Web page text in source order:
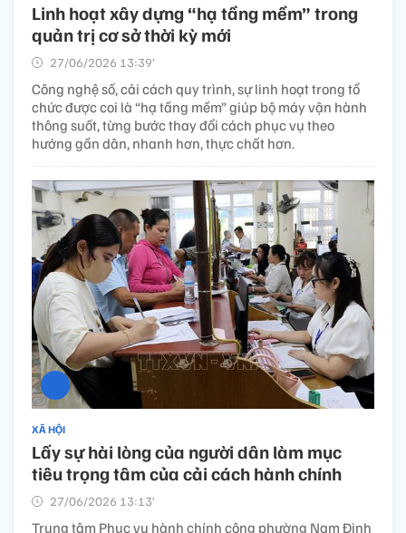
Linh hoạt xây dựng “hạ tầng mềm” trong
quản trị cơ sở thời kỳ mới
27/06/2026 13:39’
Công nghệ số, cải cách quy trình, sự linh hoạt trong tổ
chức được coi là “hạ tầng mềm” giúp bộ máy vận hành
thông suốt, từng bước thay đổi cách phục vụ theo
hướng gần dân, nhanh hơn, thực chất hơn.
XÃ HỘI
Lấy sự hài lòng của người dân làm mục
tiêu trọng tâm của cải cách hành chính
27/06/2026 13:13’
Trung tâm Phục vụ hành chính công phường Nam Định